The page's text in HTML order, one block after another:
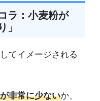
ラ：小麦粉が
」
てイメージされる
非常に少ないか、